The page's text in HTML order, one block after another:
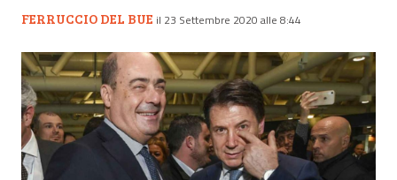
FERRUCCIO DEL BUE il 23 Settembre 2020 alle 8:44